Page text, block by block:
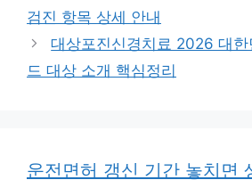
검진 항목 상세 안내
대상포진신경치료 2026 대한
드 대상 소개 핵심정리
운전면허 갱신 기간 놓치면